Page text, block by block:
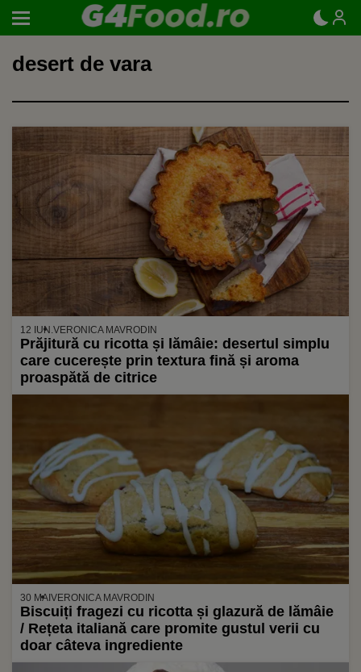
desert de vara
12 IUN.VERONICA MAVRODIN
Prăjitură cu ricotta și lămâie: desertul simplu
care cucerește prin textura fină și aroma
proaspătă de citrice
30 MAIVERONICA MAVRODIN
Biscuiți fragezi cu ricotta și glazură de lămâie
/ Rețeta italiană care promite gustul verii cu
doar câteva ingrediente